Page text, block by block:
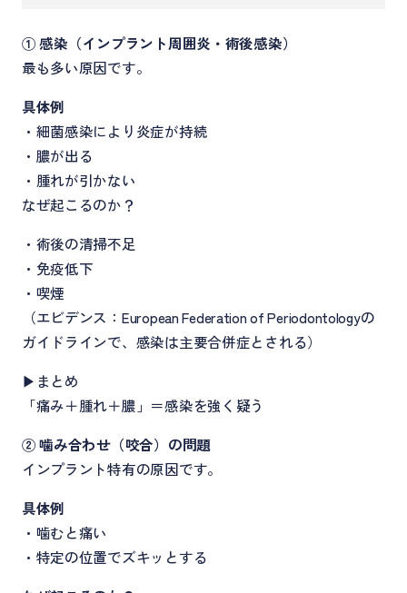
① 感染（インプラント周囲炎・術後感染）
最も多い原因です。
具体例
・細菌感染により炎症が持続
・膿が出る
・腫れが引かない
なぜ起こるのか？
・術後の清掃不足
・免疫低下
・喫煙
（エビデンス：European Federation of Periodontologyの
ガイドラインで、感染は主要合併症とされる）
▶まとめ
「痛み＋腫れ＋膿」＝感染を強く疑う
② 噛み合わせ（咬合）の問題
インプラント特有の原因です。
具体例
・噛むと痛い
・特定の位置でズキッとする